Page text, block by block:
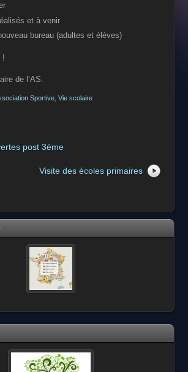
et à venir
bureau (adultes et élèves)
!
de l’AS.
Sportive, Vie scolaire
post 3ème
Visite des écoles primaires